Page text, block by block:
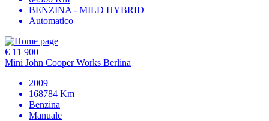
BENZINA - MILD HYBRID
Automatico
€ 11 900
Mini John Cooper Works Berlina
2009
168784 Km
Benzina
Manuale